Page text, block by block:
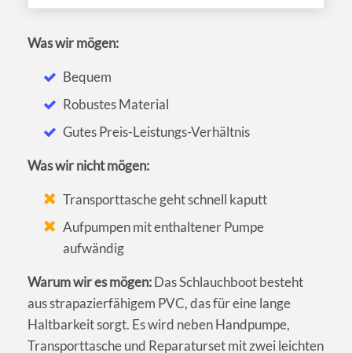
Was wir mögen:
Bequem
Robustes Material
Gutes Preis-Leistungs-Verhältnis
Was wir nicht mögen:
Transporttasche geht schnell kaputt
Aufpumpen mit enthaltener Pumpe
aufwändig
Warum wir es mögen:Das Schlauchboot besteht
aus strapazierfähigem PVC, das für eine lange
Haltbarkeit sorgt. Es wird neben Handpumpe,
Transporttasche und Reparaturset mit zwei leichten